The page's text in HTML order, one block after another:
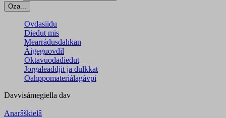
Oza...
Ovdasiidu
Dieđut mis
Mearrádusdahkan
Áigeguovdil
Oktavuođadieđut
Jorgaleaddjit ja dulkkat
Oahppomateriálagávpi
Davvisámegiella dav
Anarâškielâ